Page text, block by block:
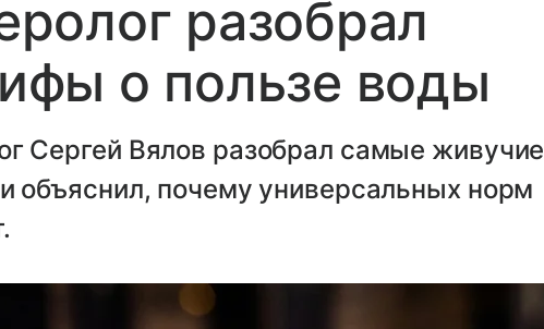
разобрал
о пользе воды
Сергей Вялов разобрал самые живучие
объяснил, почему универсальных норм